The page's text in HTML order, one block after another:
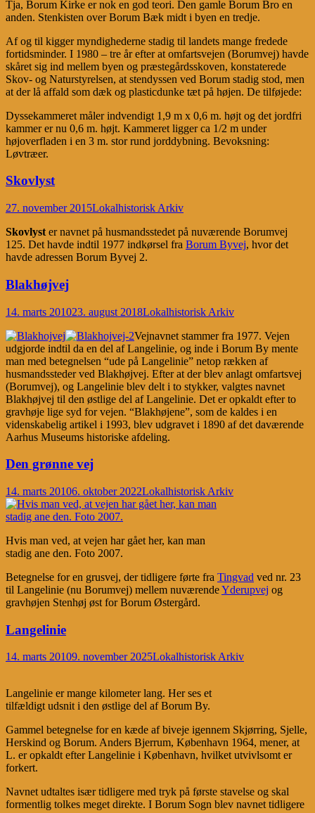
Tja, Borum Kirke er nok en god teori. Den gamle Borum Bro en
anden. Stenkisten over Borum Bæk midt i byen en tredje.
Af og til kigger myndighederne stadig til landets mange fredede
fortidsminder. I 1980 – tre år efter at omfartsvejen (Borumvej) havde
skåret sig ind mellem byen og præstegårdsskoven, konstaterede
Skov- og Naturstyrelsen, at stendyssen ved Borum stadig stod, men
at der lå affald som dæk og plasticdunke tæt på højen. De tilføjede:
Dyssekammeret måler indvendigt 1,9 m x 0,6 m. højt og det jordfri
kammer er nu 0,6 m. højt. Kammeret ligger ca 1/2 m under
højoverfladen i en 3 m. stor rund jorddybning. Bevoksning:
Løvtræer.
Skovlyst
27. november 2015Lokalhistorisk Arkiv
Skovlyst er navnet på husmandsstedet på nuværende Borumvej
125. Det havde indtil 1977 indkørsel fra Borum Byvej, hvor det
havde adressen Borum Byvej 2.
Blakhøjvej
14. marts 201023. august 2018Lokalhistorisk Arkiv
Vejnavnet stammer fra 1977. Vejen
udgjorde indtil da en del af Langelinie, og inde i Borum By mente
man med betegnelsen “ude på Langelinie” netop rækken af
husmandssteder ved Blakhøjvej. Efter at der blev anlagt omfartsvej
(Borumvej), og Langelinie blev delt i to stykker, valgtes navnet
Blakhøjvej til den østlige del af Langelinie. Det er opkaldt efter to
gravhøje lige syd for vejen. “Blakhøjene”, som de kaldes i en
videnskabelig artikel i 1993, blev udgravet i 1890 af det daværende
Aarhus Museums historiske afdeling.
Den grønne vej
14. marts 20106. oktober 2022Lokalhistorisk Arkiv
Hvis man ved, at vejen har gået her, kan man
stadig ane den. Foto 2007.
Betegnelse for en grusvej, der tidligere førte fra Tingvad ved nr. 23
til Langelinie (nu Borumvej) mellem nuværendeYderupvej og
gravhøjen Stenhøj øst for Borum Østergård.
Langelinie
14. marts 20109. november 2025Lokalhistorisk Arkiv
Langelinie er mange kilometer lang. Her ses et
tilfældigt udsnit i den østlige del af Borum By.
Gammel betegnelse for en kæde af biveje igennem Skjørring, Sjelle,
Herskind og Borum. Anders Bjerrum, København 1964, mener, at
L. er opkaldt efter Langelinie i København, hvilket utvivlsomt er
forkert.
Navnet udtaltes især tidligere med tryk på første stavelse og skal
formentlig tolkes meget direkte. I Borum Sogn blev navnet tidligere